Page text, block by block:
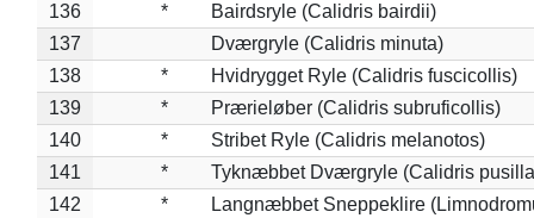
136
*
Bairdsryle (Calidris bairdii)
137
Dværgryle (Calidris minuta)
138
*
Hvidrygget Ryle (Calidris fuscicollis)
139
*
Prærieløber (Calidris subruficollis)
140
*
Stribet Ryle (Calidris melanotos)
141
*
Tyknæbbet Dværgryle (Calidris
142
*
Langnæbbet Sneppeklire